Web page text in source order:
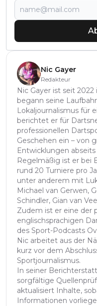
Nic Gayer
Redakteur
Nic Gayer ist seit
begann seine
Lokaljournalismus für
berichtet er für
professionellen
Geschehen ein – von
Entwicklungen
Regelmäßig ist er bei
rund 20 Turniere pro
unter anderem mit
Michael van Gerwen,
Schindler, Gian van
Zudem ist er eine der
englischsprachigen
des Sport-Podcasts
Nic arbeitet aus der
kurz vor dem
Sportjournalismus.
In seiner
sorgfältige
aktualisiert Inhalte,
Informationen